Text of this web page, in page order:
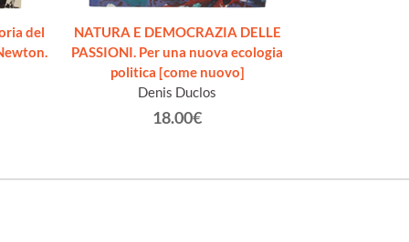
del
NATURA E DEMOCRAZIA DELLE
PASSIONI. Per una nuova ecologia
politica [come nuovo]
Denis Duclos
18.00€